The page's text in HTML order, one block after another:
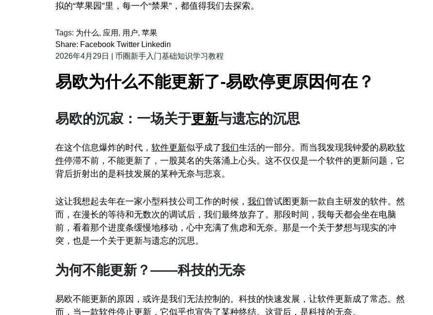
拟的“苹果园”里，每一个“禁果”，都值得我们去探索。
Tags: 为什么, 应用 , 用户, 苹果
Share: Facebook Twitter Linkedin
2026年4月29日
币圈新手入门基础知识学习教程
易欧为什么不能更新了-易欧停更原因何在？
易欧的沉寂：一场关于更新与遗忘的沉思
在这个信息爆炸的时代， 软件更新似乎成了我们生活的一部分。而当我发现我钟爱的易欧软
件停滞不前，不能更新了，一股莫名的失落涌上心头。这不仅仅是一个软件的更新问题，它
背后折射出的是科技发展的某种无奈与悲哀。
这让我想起去年在一家小型科技公司工作的时候， 我们曾试图更新一款自主研发的软件。然
而，在漫长的等待和无数次的调试后，我们最终放弃了。那段时间，我每天都会坐在电脑
前，看着那个进度条缓慢地移动，心中充满了焦虑和无奈。那是一个关于梦想与现实的冲
突，也是一个关于更新与遗忘的沉思。
为何不能更新？——科技的无奈
易欧不能更新的原因，或许是我们无法控制的。科技的快速发展，让软件更新成了常态。然
而，当一款软件停止更新，它似乎也宣告了某种终结。这背后，是科技的无奈。